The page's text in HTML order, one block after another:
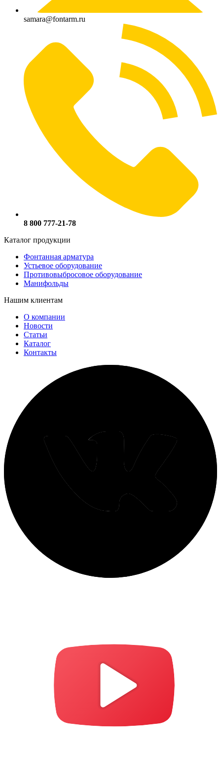
samara@fontarm.ru
8 800 777-21-78
Каталог продукции
Фонтанная арматура
Устьевое оборудование
Противовыбросовое оборудование
Манифольды
Нашим клиентам
О компании
Новости
Статьи
Каталог
Контакты